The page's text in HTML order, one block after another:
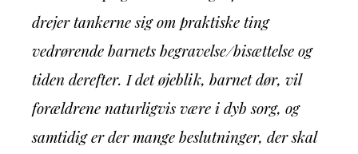
drejer tankerne sig om praktiske ting
vedrørende barnets begravelse/bisættelse og
tiden derefter. I det øjeblik, barnet dør, vil
forældrene naturligvis være i dyb sorg, og
samtidig er der mange beslutninger, der skal